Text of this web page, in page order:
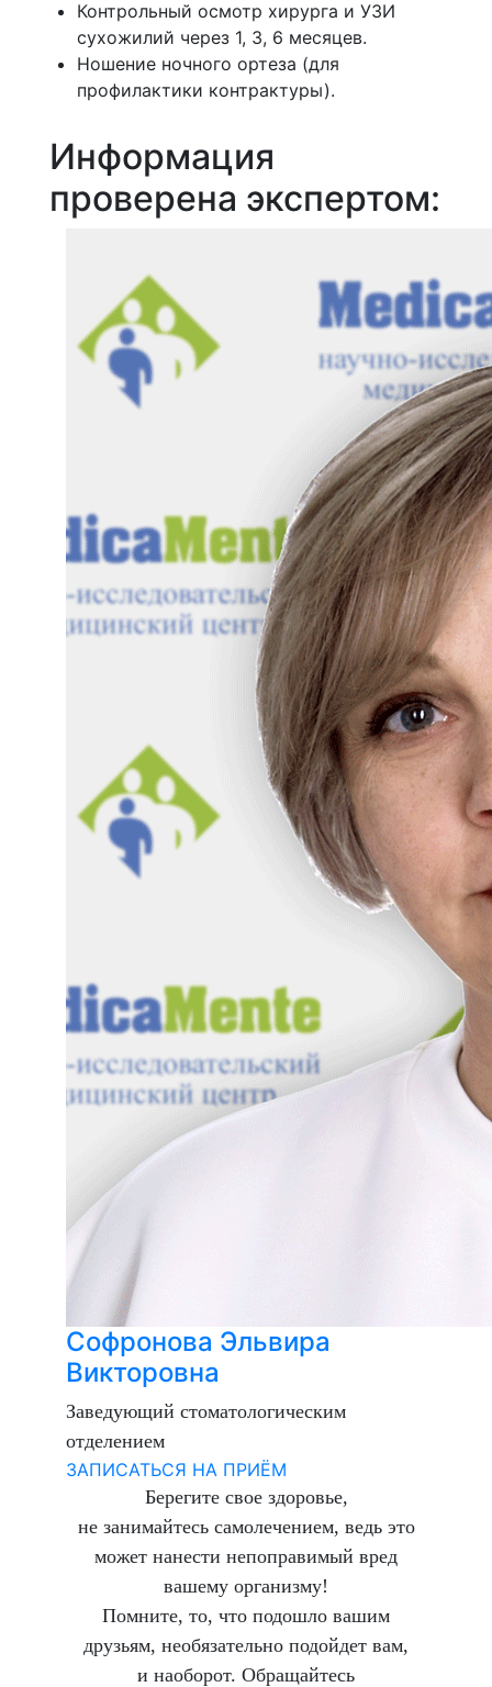
Контрольный осмотр хирурга и УЗИ
сухожилий через 1, 3, 6 месяцев.
Ношение ночного ортеза (для
профилактики контрактуры).
Информация
проверена экспертом:
Софронова Эльвира
Викторовна
Заведующий стоматологическим
отделением
ЗАПИСАТЬСЯ НА ПРИЁМ
Берегите свое здоровье,
не занимайтесь самолечением, ведь это
может нанести непоправимый вред
вашему организму!
Помните, то, что подошло вашим
друзьям, необязательно подойдет вам,
и наоборот. Обращайтесь